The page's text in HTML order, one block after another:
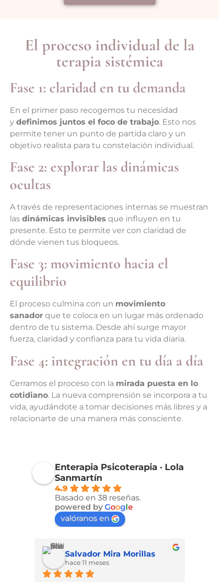
El proceso individual de la
terapia sistémica
Fase 1: claridad en tu demanda
En el primer paso recogemos tu necesidad
y definimos juntos el foco de trabajo. Esto nos
permite tener un punto de partida claro y un
objetivo realista para tu constelación individual.
Fase 2: explorar las dinámicas
ocultas
A través de representaciones internas se muestran
las dinámicas invisibles que influyen en tu
presente. Esto te permite ver con claridad de
dónde vienen tus bloqueos.
Fase 3: movimiento hacia el
equilibrio
El proceso culmina con un movimiento
sanador que te coloca en un lugar más ordenado
dentro de tu sistema. Desde ahí surge mayor
fuerza, claridad y confianza para tu vida diaria.
Fase 4: integración en tu día a día
Cerramos el proceso con la mirada puesta en lo
cotidiano. La nueva comprensión se incorpora a tu
vida, ayudándote a tomar decisiones más libres y a
relacionarte de una manera más consciente.
Enterapia Psicoterapia · Lola
Sanmartín
4.9
Basado en 38 reseñas.
powered by Google
valóranos en
Salvador Mira Morillas
hace 11 meses